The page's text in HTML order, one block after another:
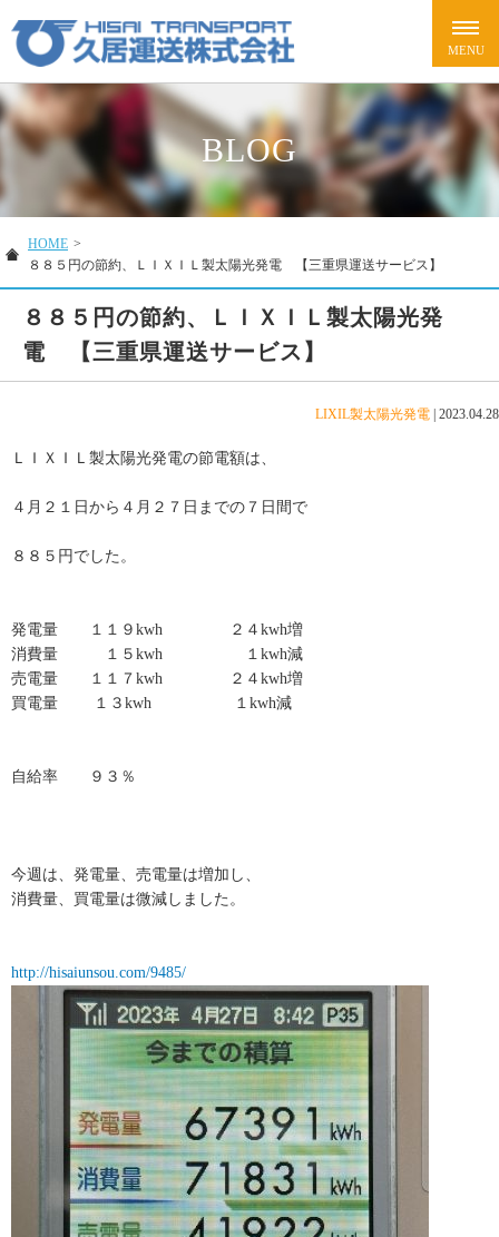
BLOG
HOME >
８８５円の節約、ＬＩＸＩＬ製太陽光発電 【三重県運送サービス】
８８５円の節約、ＬＩＸＩＬ製太陽光発
電 【三重県運送サービス】
LIXIL製太陽光発電 2023.04.28
ＬＩＸＩＬ製太陽光発電の節電額は、
４月２１日から４月２７日までの７日間で
８８５円でした。
発電量 １１９kwh ２４kwh増
消費量 １５kwh １kwh減
売電量 １１７kwh ２４kwh増
買電量 １３kwh １kwh減
自給率 ９３％
今週は、発電量、売電量は増加し、
消費量、買電量は微減しました。
http://hisaiunsou.com/9485/